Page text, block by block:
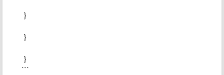
​ }
​ }
​ }
```